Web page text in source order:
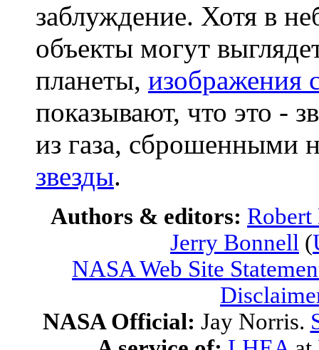
заблуждение. Хотя в
объекты могут
планеты, изображения
показывают, что это -
из газа, сброшенными
звезды.
Authors & editors:
Jerry Bonnell (
NASA Web Site
NASA Official: Jay Norris.